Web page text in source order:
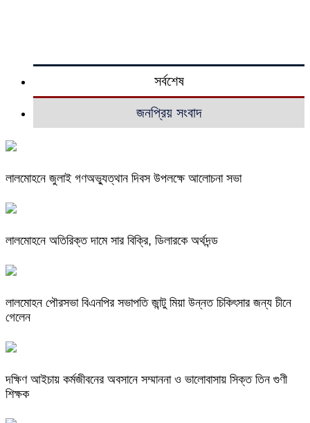
সর্বশেষ
জনপ্রিয় সংবাদ
লালমোহনে জুলাই গণঅভ্যুত্থান দিবস উপলক্ষে আলোচনা সভা
লালমোহনে অতিরিক্ত দামে সার বিক্রি, ডিলারকে অর্থদন্ড
লালমোহন পৌরসভা বিএনপির সভাপতি জান্টু মিয়া উন্নত চিকিৎসার জন্য চীনে
গেলেন
দক্ষিণ আইচায় কর্মজীবনের অবসানে সম্মাননা ও ভালোবাসায় সিক্ত তিন গুণী
শিক্ষক